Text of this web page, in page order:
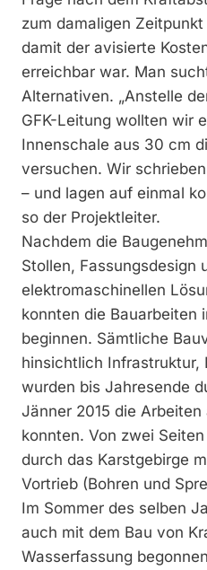
zum damaligen
damit der avisierte
erreichbar war. Man
Alternativen. „Anstelle
GFK-Leitung wollten wir
Innenschale aus 30 cm
versuchen. Wir
– und lagen auf einmal
so der Projektleiter.
Nachdem die
Stollen, Fassungsdesign
elektromaschinellen
konnten die Bauarbeiten
beginnen. Sämtliche
hinsichtlich Infrastruktur,
wurden bis Jahresende
Jänner 2015 die
konnten. Von zwei
durch das Karstgebirge
Vortrieb (Bohren und
Im Sommer des selben
auch mit dem Bau von
Wasserfassung